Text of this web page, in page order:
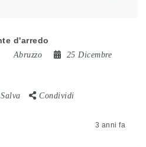
d'arredo
Abruzzo
25 Dicembre
Salva Condividi
3 anni fa